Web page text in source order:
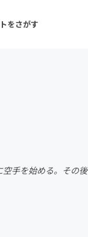
をさがす
ド・飲食店
手を始める。その